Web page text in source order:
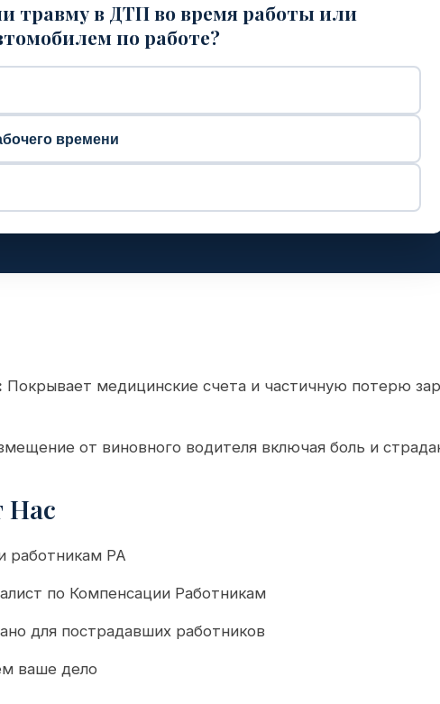
травму в ДТП во время работы или
по работе?
времени
Покрывает медицинские счета и частичную потерю
от виновного водителя включая боль и
работникам PA
по Компенсации Работникам
для пострадавших работников
ваше дело